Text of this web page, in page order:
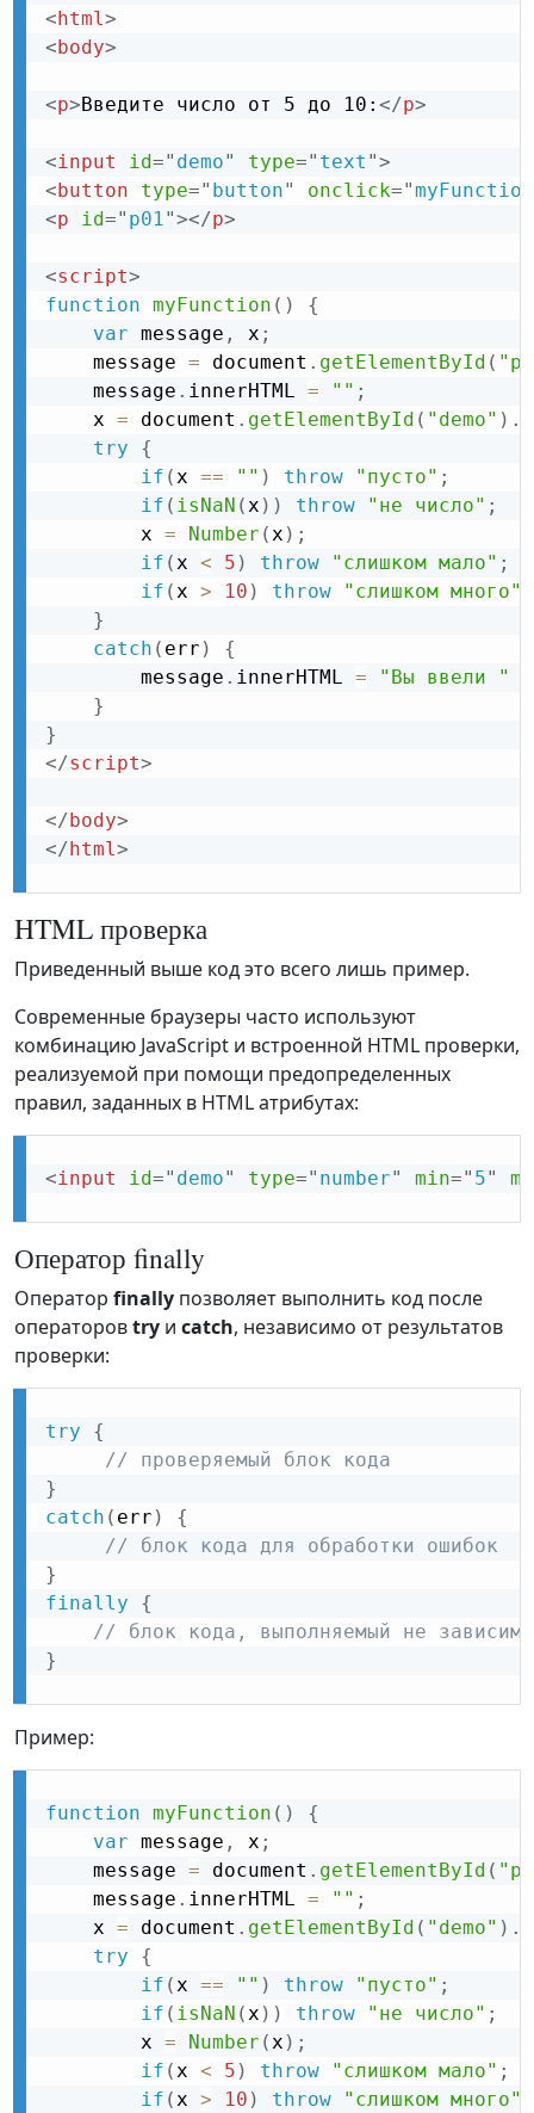
< html>
< body>
<p>Введите число от 5 до 10: </p>
<input id=" demo" type=" text ">
< button type=" button" onclick="
<p id=" p01"></p>
<script>
function myFunction ( )
{
var message , x ;
    message
= document . getElementById (
    message
. innerHTML = "" ;
    x
= document . getElementById ( "demo" ) .
try
{
if (x == "" ) throw "пусто" ;
if ( isNaN (x ) ) throw "не число" ;
        x
= Number (x ) ;
if (x < 5 ) throw "слишком мало" ;
if (x > 10 ) throw "слишком много"
}
catch ( err )
{
        message
. innerHTML = "Вы ввели "
}
}
</script>
</ body>
</ html>
HTML проверка
Приведенный выше код это всего лишь пример.
Современные браузеры часто используют
комбинацию JavaScript и встроенной HTML проверки,
реализуемой при помощи предопределенных
правил, заданных в HTML атрибутах:
<input id=" demo" type=" number" min=" 5"
Оператор finally
Оператор finally позволяет выполнить код после
операторовtry и catch, независимо от результатов
проверки:
try
{
// проверяемый блок кода
}
catch ( err )
{
// блок кода для обработки ошибок
}
finally
{
// блок кода, выполняемый не
}
Пример:
function myFunction ( )
{
var message , x ;
    message
= document . getElementById (
    message
. innerHTML = "" ;
    x
= document . getElementById ( "demo" ) .
try
{
if (x == "" ) throw "пусто" ;
if ( isNaN (x ) ) throw "не число" ;
        x
= Number (x ) ;
if (x < 5 ) throw "слишком мало" ;
if (x > 10 ) throw "слишком много"